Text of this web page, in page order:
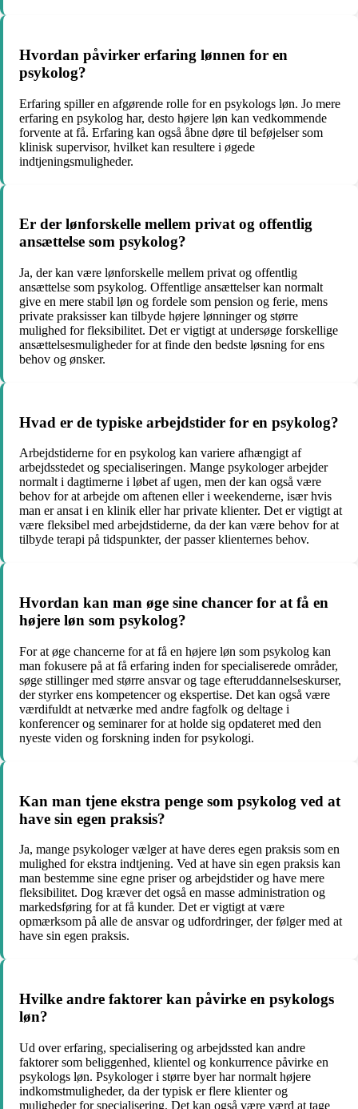
Hvordan påvirker erfaring lønnen for en
psykolog?
Erfaring spiller en afgørende rolle for en psykologs løn. Jo mere
erfaring en psykolog har, desto højere løn kan vedkommende
forvente at få. Erfaring kan også åbne døre til beføjelser som
klinisk supervisor, hvilket kan resultere i øgede
indtjeningsmuligheder.
Er der lønforskelle mellem privat og offentlig
ansættelse som psykolog?
Ja, der kan være lønforskelle mellem privat og offentlig
ansættelse som psykolog. Offentlige ansættelser kan normalt
give en mere stabil løn og fordele som pension og ferie, mens
private praksisser kan tilbyde højere lønninger og større
mulighed for fleksibilitet. Det er vigtigt at undersøge forskellige
ansættelsesmuligheder for at finde den bedste løsning for ens
behov og ønsker.
Hvad er de typiske arbejdstider for en psykolog?
Arbejdstiderne for en psykolog kan variere afhængigt af
arbejdsstedet og specialiseringen. Mange psykologer arbejder
normalt i dagtimerne i løbet af ugen, men der kan også være
behov for at arbejde om aftenen eller i weekenderne, især hvis
man er ansat i en klinik eller har private klienter. Det er vigtigt at
være fleksibel med arbejdstiderne, da der kan være behov for at
tilbyde terapi på tidspunkter, der passer klienternes behov.
Hvordan kan man øge sine chancer for at få en
højere løn som psykolog?
For at øge chancerne for at få en højere løn som psykolog kan
man fokusere på at få erfaring inden for specialiserede områder,
søge stillinger med større ansvar og tage efteruddannelseskurser,
der styrker ens kompetencer og ekspertise. Det kan også være
værdifuldt at netværke med andre fagfolk og deltage i
konferencer og seminarer for at holde sig opdateret med den
nyeste viden og forskning inden for psykologi.
Kan man tjene ekstra penge som psykolog ved at
have sin egen praksis?
Ja, mange psykologer vælger at have deres egen praksis som en
mulighed for ekstra indtjening. Ved at have sin egen praksis kan
man bestemme sine egne priser og arbejdstider og have mere
fleksibilitet. Dog kræver det også en masse administration og
markedsføring for at få kunder. Det er vigtigt at være
opmærksom på alle de ansvar og udfordringer, der følger med at
have sin egen praksis.
Hvilke andre faktorer kan påvirke en psykologs
løn?
Ud over erfaring, specialisering og arbejdssted kan andre
faktorer som beliggenhed, klientel og konkurrence påvirke en
psykologs løn. Psykologer i større byer har normalt højere
indkomstmuligheder, da der typisk er flere klienter og
muligheder for specialisering. Det kan også være værd at tage